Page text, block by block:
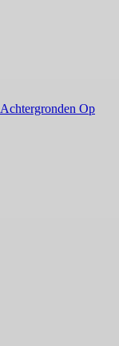
Achtergronden Op